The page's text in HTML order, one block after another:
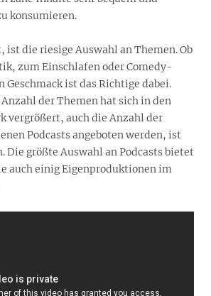
konsumieren.
ist die riesige Auswahl an Themen. Ob
zum Einschlafen oder Comedy-
Geschmack ist das Richtige dabei.
der Themen hat sich in den
vergrößert, auch die Anzahl der
Podcasts angeboten werden, ist
Die größte Auswahl an Podcasts bietet
auch einig Eigenproduktionen im